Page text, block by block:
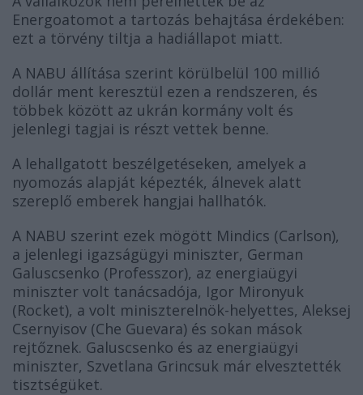
Energoatomot a tartozás behajtása érdekében:
ezt a törvény tiltja a hadiállapot miatt.
A NABU állítása szerint körülbelül 100 millió
dollár ment keresztül ezen a rendszeren, és
többek között az ukrán kormány volt és
jelenlegi tagjai is részt vettek benne.
A lehallgatott beszélgetéseken, amelyek a
nyomozás alapját képezték, álnevek alatt
szereplő emberek hangjai hallhatók.
A NABU szerint ezek mögött Mindics (Carlson),
a jelenlegi igazságügyi miniszter, German
Galuscsenko (Professzor), az energiaügyi
miniszter volt tanácsadója, Igor Mironyuk
(Rocket), a volt miniszterelnök-helyettes, Aleksej
Csernyisov (Che Guevara) és sokan mások
rejtőznek. Galuscsenko és az energiaügyi
miniszter, Szvetlana Grincsuk már elvesztették
tisztségüket.